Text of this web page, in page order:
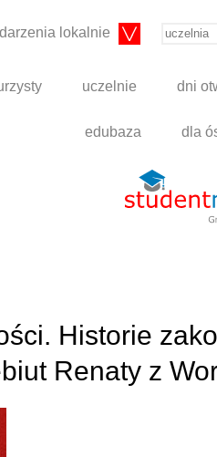
lokalnie
uczelnie dni
edubaza dla
Historie
Renaty z